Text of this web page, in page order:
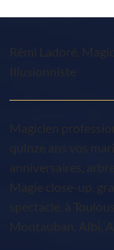
Rémi Ladoré,
Illusionniste
Magicien
quinze ans vos
anniversaires,
Magie close-up,
spectacle, à